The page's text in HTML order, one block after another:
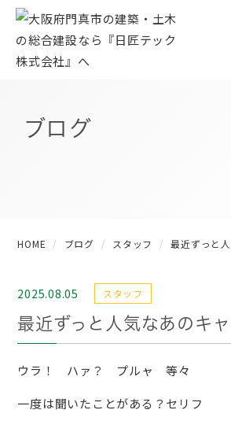
ブログ
HOME ブログ スタッフ 最近ずっと
2025.08.05 スタッフ
最近ずっと人気なあのキ
ウラ！ ハァ？ プルャ 等々
一度は聞いたことがある？セリフ